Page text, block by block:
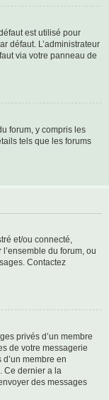
est utilisé pour
défaut. L’administrateur
via votre panneau de
forum, y compris les
tels que les forums
et/ou connecté,
du forum, ou
Contactez
privés d’un membre
de votre messagerie
membre en
Ce dernier a la
des messages